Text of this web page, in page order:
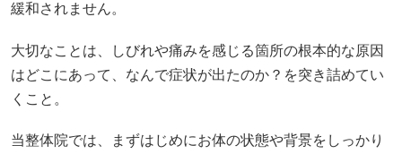
緩和されません。
大切なことは、しびれや痛みを感じる箇所の根本的な原因
はどこにあって、なんで症状が出たのか？を突き詰めてい
くこと。
当整体院では、まずはじめにお体の状態や背景をしっかり